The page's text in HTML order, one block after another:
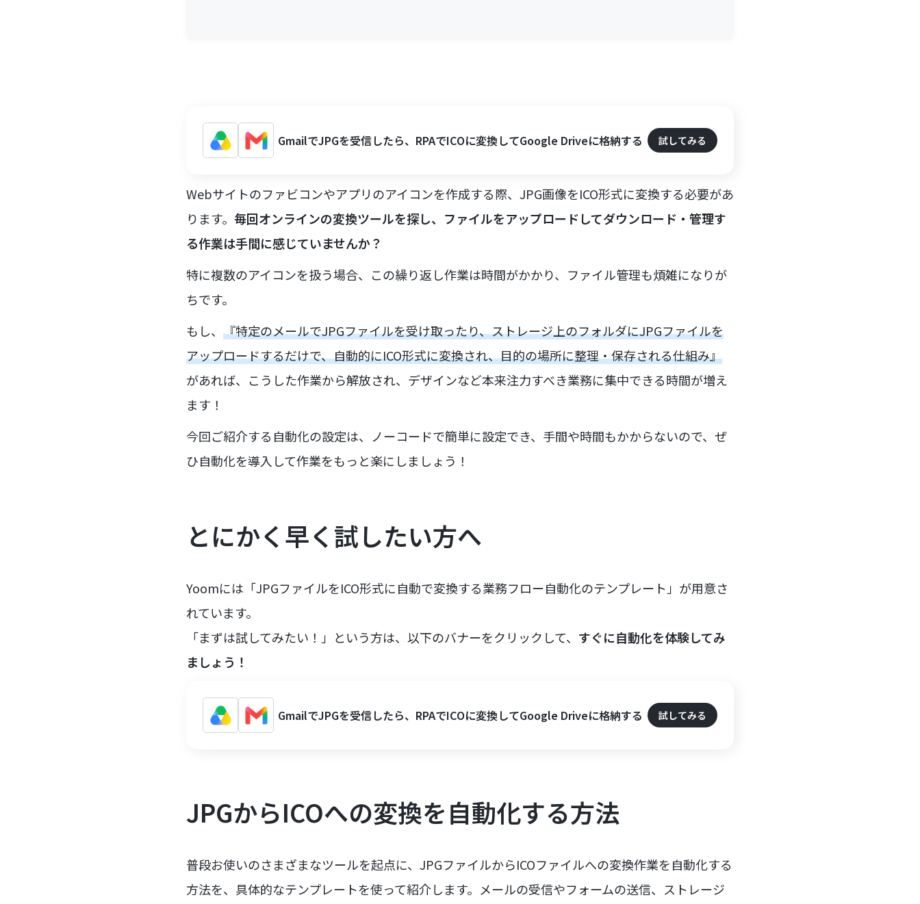
GmailでJPGを受信したら、RPAでICOに変換してGoogle Driveに格納する 試してみる
Webサイトのファビコンやアプリのアイコンを作成する際、JPG画像をICO形式に変換する必要があ
ります。 毎回オンラインの変換ツールを探し、ファイルをアップロードしてダウンロード・管理す
る作業は手間に感じていませんか？
特に複数のアイコンを扱う場合、この繰り返し作業は時間がかかり、ファイル管理も煩雑になりが
ちです。
もし、 『特定のメールでJPGファイルを受け取ったり、ストレージ上のフォルダにJPGファイルを
アップロードするだけで、自動的にICO形式に変換され、目的の場所に整理・保存される仕組み』
があれば、こうした作業から解放され、デザインなど本来注力すべき業務に集中できる時間が増え
ます！
今回ご紹介する自動化の設定は、ノーコードで簡単に設定でき、手間や時間もかからないので、ぜ
ひ自動化を導入して作業をもっと楽にしましょう！
とにかく早く試したい方へ
Yoomには「JPGファイルをICO形式に自動で変換する業務フロー自動化のテンプレート」が用意さ
れています。
「まずは試してみたい！」という方は、以下のバナーをクリックして、 すぐに自動化を体験してみ
ましょう！
GmailでJPGを受信したら、RPAでICOに変換してGoogle Driveに格納する 試してみる
JPGからICOへの変換を自動化する方法
普段お使いのさまざまなツールを起点に、JPGファイルからICOファイルへの変換作業を自動化する
方法を、具体的なテンプレートを使って紹介します。メールの受信やフォームの送信、ストレージ